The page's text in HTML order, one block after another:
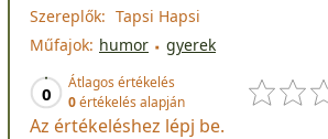
Szereplők: Tapsi Hapsi
Műfajok: humor gyerek
0
Átlagos értékelés
0értékelés alapján
Az értékeléshez lépj be.